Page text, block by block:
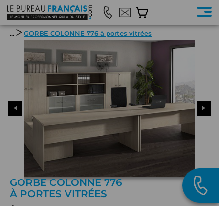
... GORBE COLONNE 776 à portes vitrées
GORBE COLONNE 776
À PORTES VITRÉES